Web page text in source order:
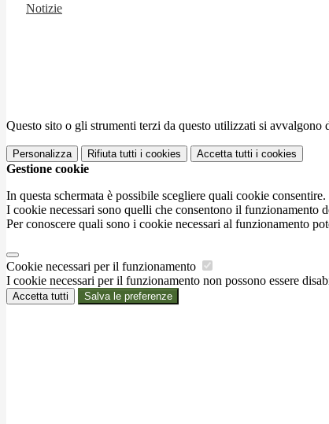
Notizie
Questo sito o gli strumenti terzi da questo utilizzati si
Personalizza Rifiuta tutti i cookies Accetta tutti i cookies
Gestione cookie
In questa schermata è possibile scegliere quali cookie consentire.
I cookie necessari sono quelli che consentono il funzionamento
Per conoscere quali sono i cookie necessari al funzionamento
Cookie necessari per il funzionamento
I cookie necessari per il funzionamento non possono essere
Accetta tutti Salva le preferenze